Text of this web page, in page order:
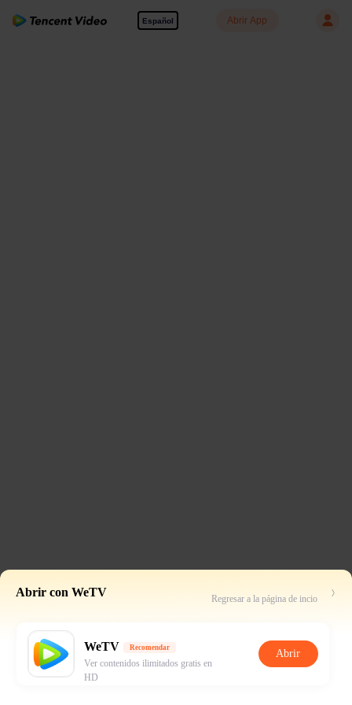
Español Abrir App
Abrir con WeTV Regresar a la página de incio
WeTV Recomendar
Ver contenidos ilimitados gratis en
HD
Abrir